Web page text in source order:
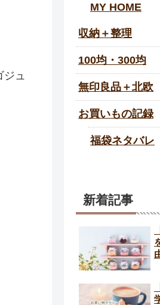
ュ
MY HOME
収納＋整理
100均・300均
無印良品＋北欧
お買いもの記録
福袋ネタバレ
新着記事